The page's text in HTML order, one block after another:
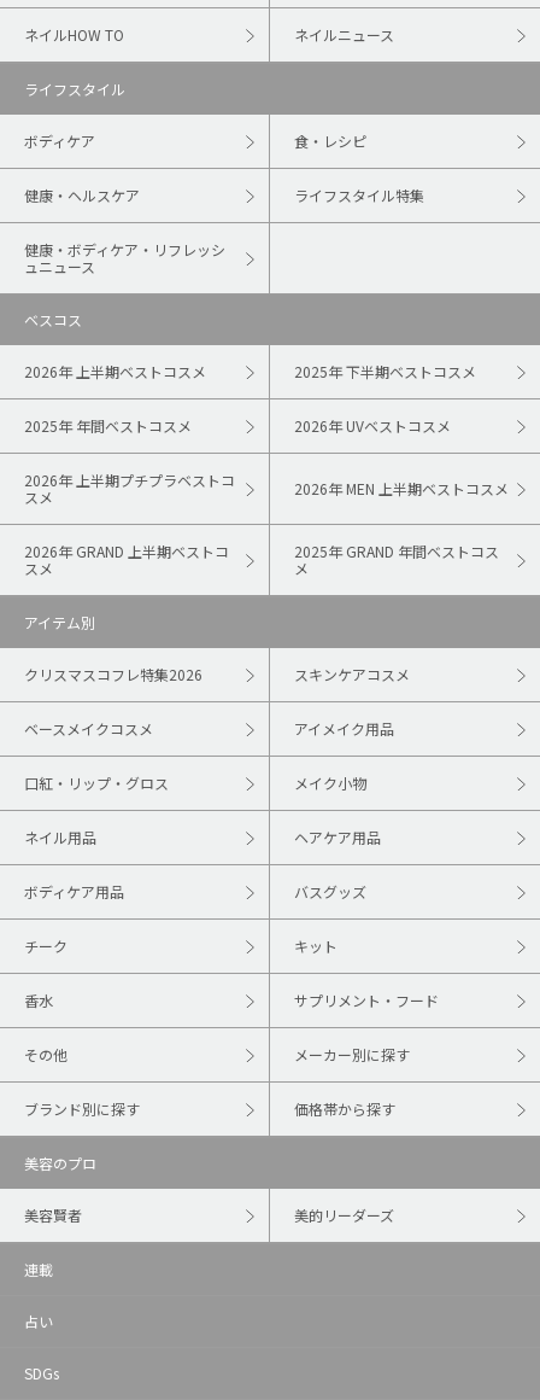
ネイルHOW TO ネイルニュース
ライフスタイル
ボディケア 食・レシピ
健康・ヘルスケア ライフスタイル特集
健康・ボディケア・リフレッシ
ュニュース
ベスコス
2026年 上半期ベストコスメ 2025年 下半期ベストコスメ
2025年 年間ベストコスメ 2026年 UVベストコスメ
2026年 上半期プチプラベストコ
スメ
2026年 MEN 上半期ベストコスメ
2026年 GRAND 上半期ベストコ
スメ
2025年 GRAND 年間ベストコス
メ
アイテム別
クリスマスコフレ特集2026 スキンケアコスメ
ベースメイクコスメ アイメイク用品
口紅・リップ・グロス メイク小物
ネイル用品 ヘアケア用品
ボディケア用品 バスグッズ
チーク キット
香水 サプリメント・フード
その他 メーカー別に探す
ブランド別に探す 価格帯から探す
美容のプロ
美容賢者 美的リーダーズ
連載
占い
SDGs